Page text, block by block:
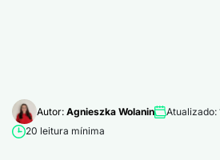
Autor: Agnieszka Wolanin
Atualizado:
20 leitura mínima